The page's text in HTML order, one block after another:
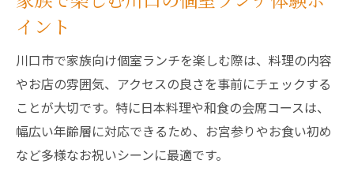
イント
川口市で家族向け個室ランチを楽しむ際は、料理の内容
やお店の雰囲気、アクセスの良さを事前にチェックする
ことが大切です。特に日本料理や和食の会席コースは、
幅広い年齢層に対応できるため、お宮参りやお食い初め
など多様なお祝いシーンに最適です。